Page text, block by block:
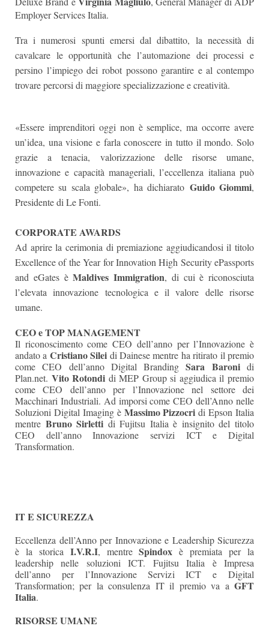
Employer Services Italia.
Tra i numerosi spunti emersi dal dibattito, la necessità di
cavalcare le opportunità che l’automazione dei processi e
persino l’impiego dei robot possono garantire e al contempo
trovare percorsi di maggiore specializzazione e creatività.
«Essere imprenditori oggi non è semplice, ma occorre avere
un’idea, una visione e farla conoscere in tutto il mondo. Solo
grazie a tenacia, valorizzazione delle risorse umane,
innovazione e capacità manageriali, l’eccellenza italiana può
competere su scala globale», ha dichiarato Guido Giommi,
Presidente di Le Fonti.
CORPORATE AWARDS
Ad aprire la cerimonia di premiazione aggiudicandosi il titolo
Excellence of the Year for Innovation High Security ePassports
and eGates èMaldives Immigration, di cui è riconosciuta
l’elevata innovazione tecnologica e il valore delle risorse
umane.
CEO e TOP MANAGEMENT
Il riconoscimento come CEO dell’anno per l’Innovazione è
andato a Cristiano Silei di Dainese mentre ha ritirato il premio
come CEO dell’anno Digital BrandingSara Baronidi
Plan.net. Vito Rotondi di MEP Group si aggiudica il premio
come CEO dell’anno per l’Innovazione nel settore dei
Macchinari Industriali. Ad imporsi come CEO dell’Anno nelle
Soluzioni Digital Imaging è Massimo Pizzocri di Epson Italia
mentre Bruno Sirletti di Fujitsu Italia è insignito del titolo
CEO dell’anno Innovazione servizi ICT e Digital
Transformation.
IT E SICUREZZA
Eccellenza dell’Anno per Innovazione e Leadership Sicurezza
è la storica I.V.R.I, mentreSpindox è premiata per la
leadership nelle soluzioni ICT. Fujitsu Italia è Impresa
dell’anno per l’Innovazione Servizi ICT e Digital
Transformation; per la consulenza IT il premio va a GFT
Italia.
RISORSE UMANE